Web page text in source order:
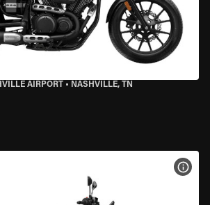
AIRPORT • NASHVILLE, TN